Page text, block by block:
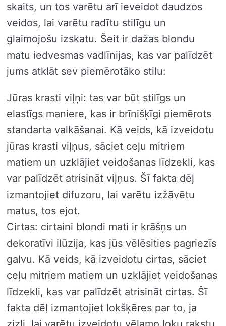
skaits, un tos varētu arī ieveidot daudzos
veidos, lai varētu radītu stilīgu un
glaimojošu izskatu. Šeit ir dažas blondu
matu iedvesmas vadlīnijas, kas var palīdzēt
jums atklāt sev piemērotāko stilu:
Jūras krasti viļņi: tas var būt stilīgs un
elastīgs maniere, kas ir brīnišķīgi piemērots
standarta valkāšanai. Kā veids, kā izveidotu
jūras krasti viļņus, sāciet ceļu mitriem
matiem un uzklājiet veidošanas līdzekli, kas
var palīdzēt atrisināt viļņus. Šī fakta dēļ
izmantojiet difuzoru, lai varētu izžāvētu
matus, tos ejot.
Cirtas: cirtaini blondi mati ir krāšņs un
dekoratīvi ilūzija, kas jūs vēlēsities pagriezīs
galvu. Kā veids, kā izveidotu cirtas, sāciet
ceļu mitriem matiem un uzklājiet veidošanas
līdzekli, kas var palīdzēt atrisināt cirtas. Šī
fakta dēļ izmantojiet lokšķēres par to, ja